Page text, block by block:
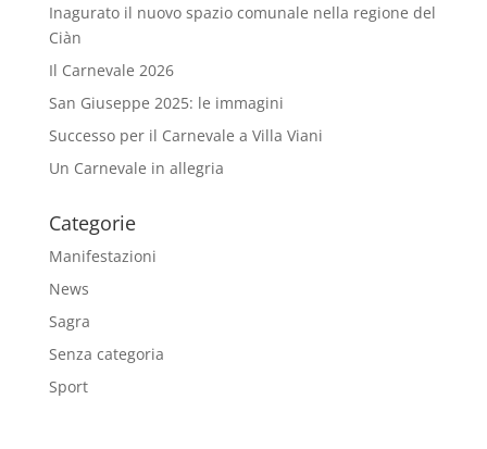
Inagurato il nuovo spazio comunale nella regione del
Ciàn
Il Carnevale 2026
San Giuseppe 2025: le immagini
Successo per il Carnevale a Villa Viani
Un Carnevale in allegria
Categorie
Manifestazioni
News
Sagra
Senza categoria
Sport